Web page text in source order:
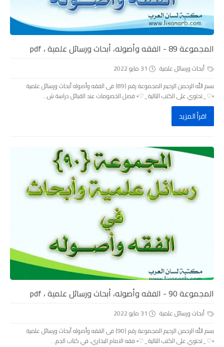
المجموعة 89 - الفقه وأصوله، أبحاث ورسائل علمية ، pdf
أبحاث ورسائل علمية
31 مايو 2022
بسم الله الرحمن الرحيم المجموعة رقم (89) فى الفقه وأصوله أبحاث ورسائل علمية
▫️♡_تحتوي على الكتب التالية_♡▫️ فصل الخصومات عند القبائل دراسة ش...
اقرأ المزيد
المجموعة 90 - الفقه وأصوله، أبحاث ورسائل علمية ، pdf
أبحاث ورسائل علمية
31 مايو 2022
بسم الله الرحمن الرحيم المجموعة رقم (90) فى الفقه وأصوله أبحاث ورسائل علمية
▫️♡_تحتوي على الكتب التالية_♡▫️ فقه الامام البخاري، في كتاب الجم...